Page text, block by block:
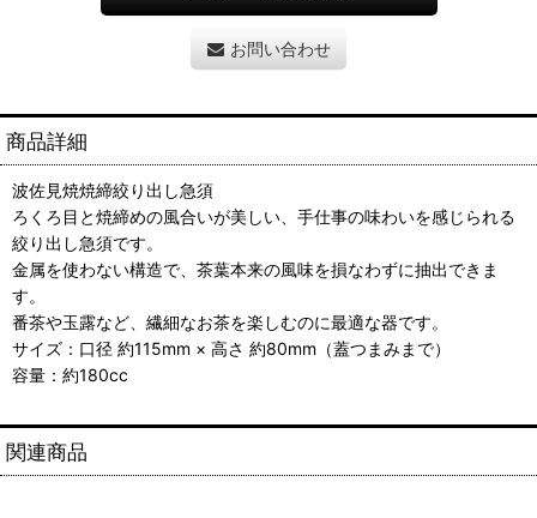
お問い合わせ
商品詳細
波佐見焼焼締絞り出し急須
ろくろ目と焼締めの風合いが美しい、手仕事の味わいを感じられる
絞り出し急須です。
金属を使わない構造で、茶葉本来の風味を損なわずに抽出できま
す。
番茶や玉露など、繊細なお茶を楽しむのに最適な器です。
サイズ：口径 約115mm × 高さ 約80mm（蓋つまみまで）
容量：約180cc
関連商品